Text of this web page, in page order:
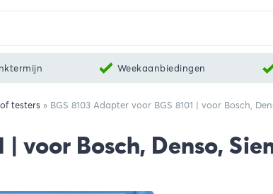
Weekaanbiedingen
testers » BGS 8103 Adapter voor BGS 8101 | voor Bosch,
| voor Bosch, Denso,